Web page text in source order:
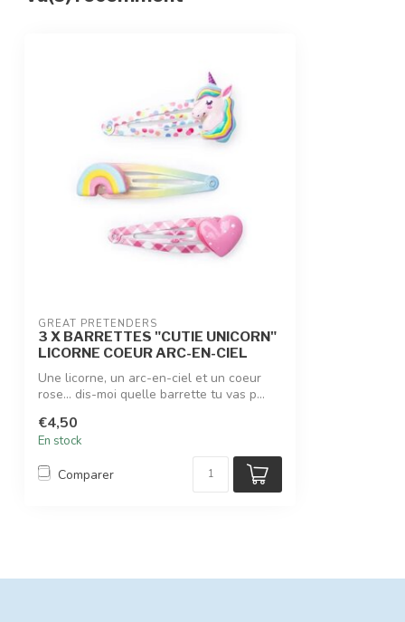
GREAT PRETENDERS
3 X BARRETTES "CUTIE UNICORN"
LICORNE COEUR ARC-EN-CIEL
Une licorne, un arc-en-ciel et un coeur
rose... dis-moi quelle barrette tu vas p...
€4,50
En stock
Comparer